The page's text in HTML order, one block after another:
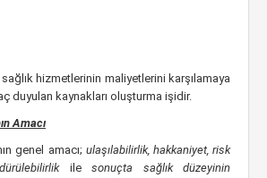
hizmetlerinin maliyetlerini karşılamaya
duyulan kaynakları oluşturma işidir.
Amacı
genel amacı; ulaşılabilirlik, hakkaniyet, risk
ile sonuçta sağlık düzeyinin